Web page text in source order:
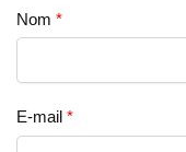
Nom *
E-mail *